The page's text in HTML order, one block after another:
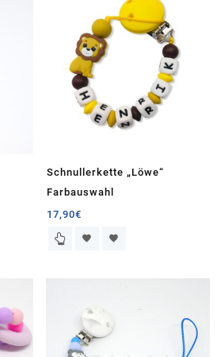
Schnullerkette „Löwe“
Farbauswahl
17,90€